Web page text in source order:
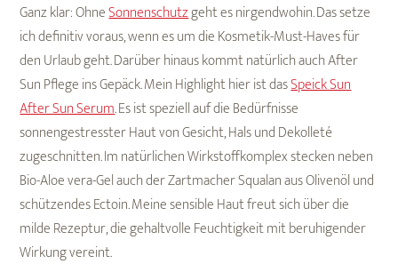
Ganz klar: OhneSonnenschutzgeht es nirgendwohin. Das setze
ich definitiv voraus, wenn es um die Kosmetik-Must-Haves für
den Urlaub geht. Darüber hinaus kommt natürlich auch After
Sun Pflege ins Gepäck. Mein Highlight hier ist dasSpeick Sun
After Sun Serum. Es ist speziell auf die Bedürfnisse
sonnengestresster Haut von Gesicht, Hals und Dekolleté
zugeschnitten. Im natürlichen Wirkstoffkomplex stecken neben
Bio-Aloe vera-Gel auch der Zartmacher Squalan aus Olivenöl und
schützendes Ectoin. Meine sensible Haut freut sich über die
milde Rezeptur, die gehaltvolle Feuchtigkeit mit beruhigender
Wirkung vereint.